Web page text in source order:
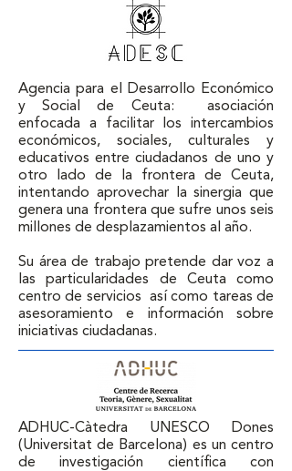
Agencia para el Desarrollo Económico
y Social de Ceuta:  asociación
enfocada a facilitar los intercambios
económicos, sociales, culturales y
educativos entre ciudadanos de uno y
otro lado de la frontera de Ceuta,
intentando aprovechar la sinergia que
genera una frontera que sufre unos seis
millones de desplazamientos al año.
Su área de trabajo pretende dar voz a
las particularidades de Ceuta como
centro de servicios  así como tareas de
asesoramiento e información sobre
iniciativas ciudadanas.
ADHUC-Càtedra UNESCO Dones
(Universitat de Barcelona) es un centro
de investigación científica con